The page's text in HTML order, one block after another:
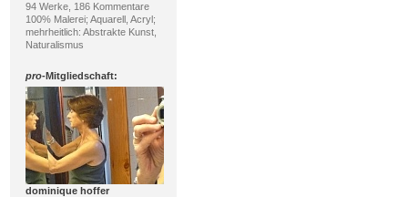
94 Werke, 186 Kommentare
100% Malerei; Aquarell, Acryl;
mehrheitlich: Abstrakte Kunst,
Naturalismus
pro-Mitgliedschaft:
dominique hoffer